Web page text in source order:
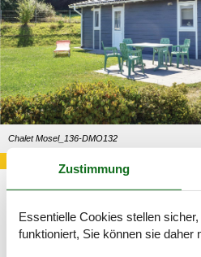
Chalet Mosel_136-DMO132
Es gibt viele gute Gründe, ein
Der Fluss durchschneidet eine der
Deutschlands. In der Nähe der
Zustimmung
Essentielle Cookies stellen
funktioniert, Sie können sie daher